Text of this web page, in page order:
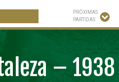
PRÓXIMAS
PARTIDAS
– 1938